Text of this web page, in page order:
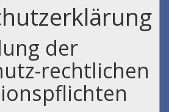
der
rechtlichen